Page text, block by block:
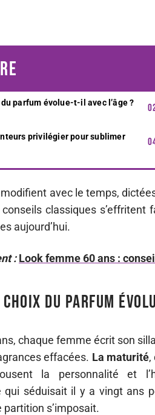
parfum évolue-t-il avec l’âge ?
privilégier pour sublimer
avec le temps,
classiques
aujourd’hui.
: Look femme 60 ans :
du parfum
chaque femme écrit son
effacées. La maturité,
la personnalité et
qui séduisait il y a vingt ans
s’imposait.